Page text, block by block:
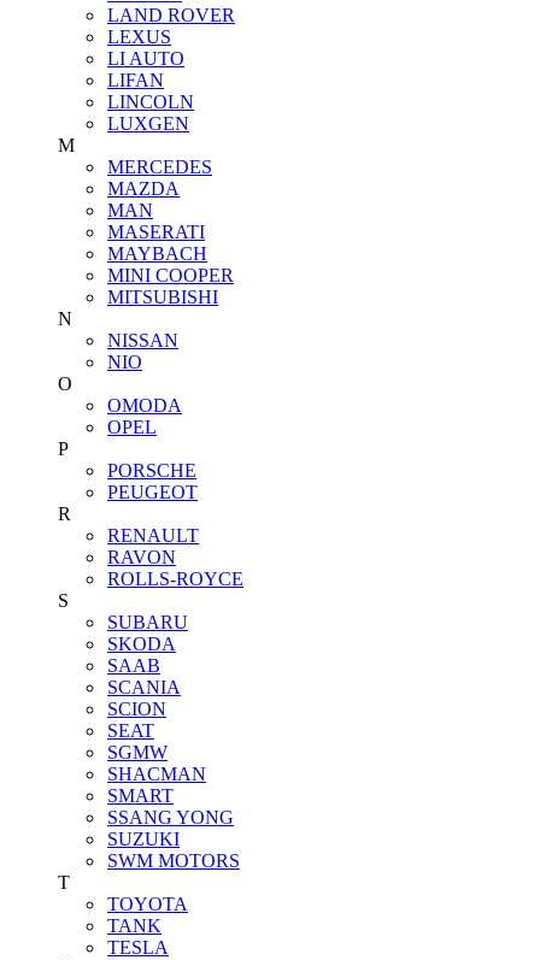
LAND ROVER
LEXUS
LI AUTO
LIFAN
LINCOLN
LUXGEN
M
MERCEDES
MAZDA
MAN
MASERATI
MAYBACH
MINI COOPER
MITSUBISHI
N
NISSAN
NIO
O
OMODA
OPEL
P
PORSCHE
PEUGEOT
R
RENAULT
RAVON
ROLLS-ROYCE
S
SUBARU
SKODA
SAAB
SCANIA
SCION
SEAT
SGMW
SHACMAN
SMART
SSANG YONG
SUZUKI
SWM MOTORS
T
TOYOTA
TANK
TESLA